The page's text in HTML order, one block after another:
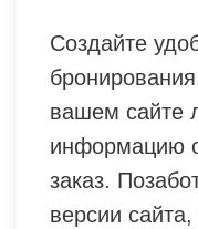
Создайте
вашем сайте
информацию
заказ.
версии